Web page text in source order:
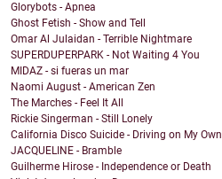
Glorybots - Apnea
Ghost Fetish - Show and Tell
Omar Al Julaidan - Terrible Nightmare
SUPERDUPERPARK - Not Waiting 4 You
MIDAZ - si fueras un mar
Naomi August - American Zen
The Marches - Feel It All
Rickie Singerman - Still Lonely
California Disco Suicide - Driving on My Own
JACQUELINE - Bramble
Guilherme Hirose - Independence or Death